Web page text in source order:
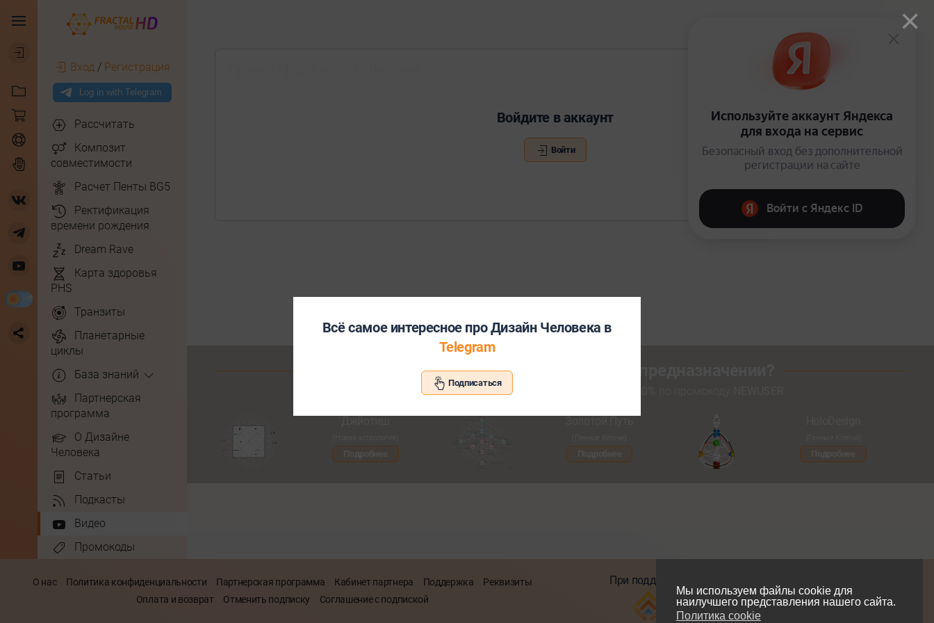
Мы используем файлы cookie для
наилучшего представления нашего сайта.
Политика cookie
Вход / Регистрация
Рассчитать
Композит
совместимости
Расчет Пенты BG5
Ректификация
времени рождения
Dream Rave
Карта здоровья
PHS
Транзиты
Планетарные
циклы
База знаний
Партнерская
программа
О Дизайне
Человека
Статьи
Подкасты
Видео
Промокоды
Войдите в аккаунт
Войти
Хотите узнать больше о себе и своем предназначении?
Познакомьтесь с другими нашими сервисами со скидкой
О нас Политика конфиденциальности Партнерская программа Кабинет партнера Поддержка
Реквизиты
Оплата и возврат
Отменить подписку Соглашение с подпиской
При поддержке
×
Всё самое интересное про Дизайн Человека в
Telegram
Подписаться